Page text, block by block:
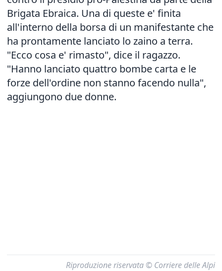
Brigata Ebraica. Una di queste e' finita
all'interno della borsa di un manifestante che
ha prontamente lanciato lo zaino a terra.
"Ecco cosa e' rimasto", dice il ragazzo.
"Hanno lanciato quattro bombe carta e le
forze dell'ordine non stanno facendo nulla",
aggiungono due donne.
Riproduzione riservata © Corriere delle Alpi